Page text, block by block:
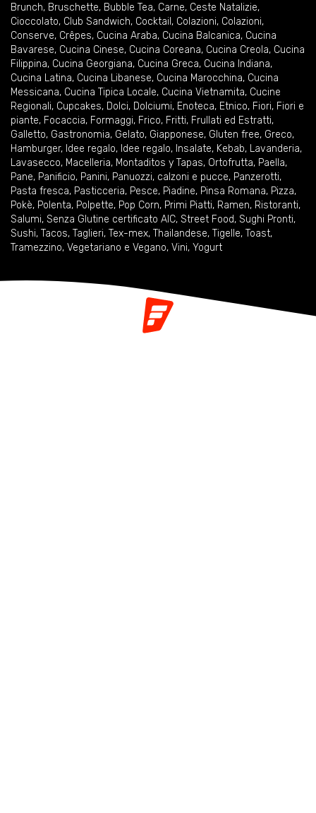
Brunch, Bruschette, Bubble Tea, Carne, Ceste Natalizie,
Cioccolato, Club Sandwich, Cocktail , Colazioni, Colazioni,
Conserve, Crêpes, Cucina Araba, Cucina Balcanica, Cucina
Bavarese, Cucina Cinese, Cucina Coreana, Cucina Creola, Cucina
Filippina, Cucina Georgiana, Cucina Greca, Cucina Indiana,
Cucina Latina, Cucina Libanese, Cucina Marocchina, Cucina
Messicana, Cucina Tipica Locale, Cucina Vietnamita, Cucine
Regionali, Cupcakes, Dolci, Dolciumi, Enoteca, Etnico, Fiori, Fiori e
piante, Focaccia, Formaggi, Frico, Fritti, Frullati ed Estratti,
Galletto, Gastronomia, Gelato, Giapponese, Gluten free, Greco,
Hamburger, Idee regalo, Idee regalo, Insalate, Kebab, Lavanderia,
Lavasecco, Macelleria, Montaditos y Tapas, Ortofrutta, Paella,
Pane, Panificio, Panini, Panuozzi, calzoni e pucce, Panzerotti,
Pasta fresca, Pasticceria, Pesce, Piadine, Pinsa Romana, Pizza,
Pokè, Polenta, Polpette, Pop Corn, Primi Piatti, Ramen, Ristoranti,
Salumi, Senza Glutine certificato AIC, Street Food, Sughi Pronti,
Sushi, Tacos, Taglieri, Tex-mex, Thailandese, Tigelle, Toast,
Tramezzino, Vegetariano e Vegano, Vini, Yogurt